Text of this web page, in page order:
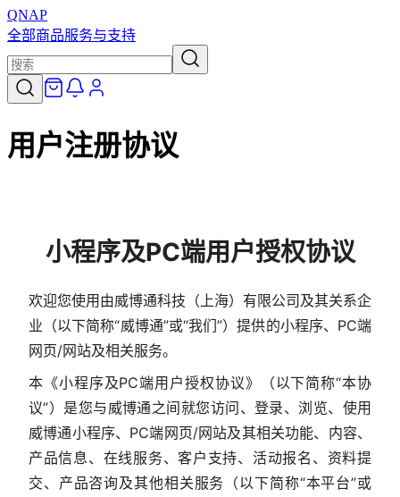
QNAP
全部商品服务与支持
用户注册协议
小程序及PC端用户授权协议
欢迎您使用由威博通科技（上海）有限公司及其关系企
业（以下简称“威博通”或“我们”）提供的小程序、PC端
网页/网站及相关服务。
本《小程序及PC端用户授权协议》（以下简称“本协
议”）是您与威博通之间就您访问、登录、浏览、使用
威博通小程序、PC端网页/网站及其相关功能、内容、
产品信息、在线服务、客户支持、活动报名、资料提
交、产品咨询及其他相关服务（以下简称“本平台”或